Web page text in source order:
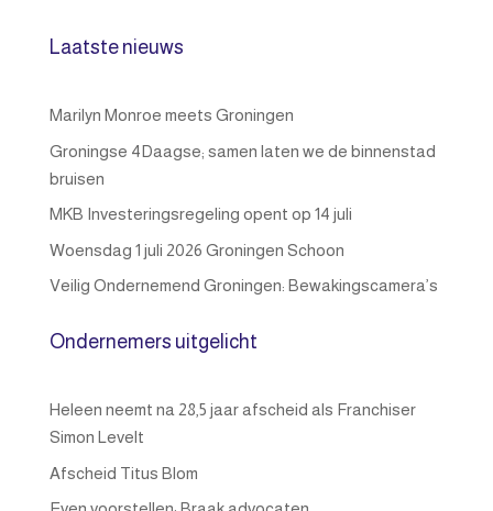
Laatste nieuws
Marilyn Monroe meets Groningen
Groningse 4Daagse; samen laten we de binnenstad
bruisen
MKB Investeringsregeling opent op 14 juli
Woensdag 1 juli 2026 Groningen Schoon
Veilig Ondernemend Groningen: Bewakingscamera’s
Ondernemers uitgelicht
Heleen neemt na 28,5 jaar afscheid als Franchiser
Simon Levelt
Afscheid Titus Blom